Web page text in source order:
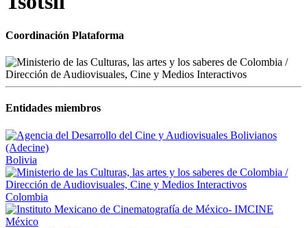
Coordinación Plataforma
Entidades miembros
Bolivia
Colombia
México